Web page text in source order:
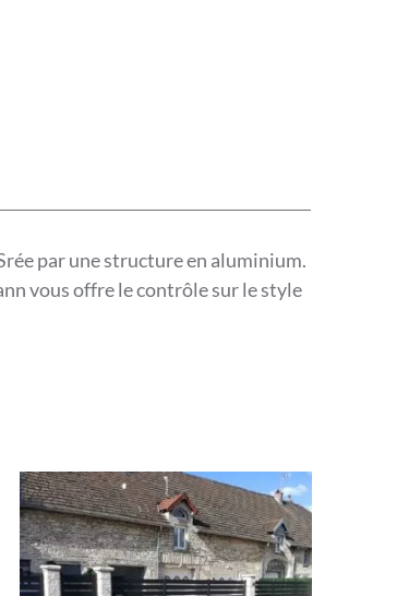
par une structure en aluminium.
vous offre le contrôle sur le style